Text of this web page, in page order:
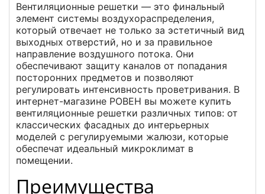
Вентиляционные решетки — это финальный
элемент системы воздухораспределения,
который отвечает не только за эстетичный вид
выходных отверстий, но и за правильное
направление воздушного потока. Они
обеспечивают защиту каналов от попадания
посторонних предметов и позволяют
регулировать интенсивность проветривания. В
интернет-магазине РОВЕН вы можете купить
вентиляционные решетки различных типов: от
классических фасадных до интерьерных
моделей с регулируемыми жалюзи, которые
обеспечат идеальный микроклимат в
помещении.
Преимущества